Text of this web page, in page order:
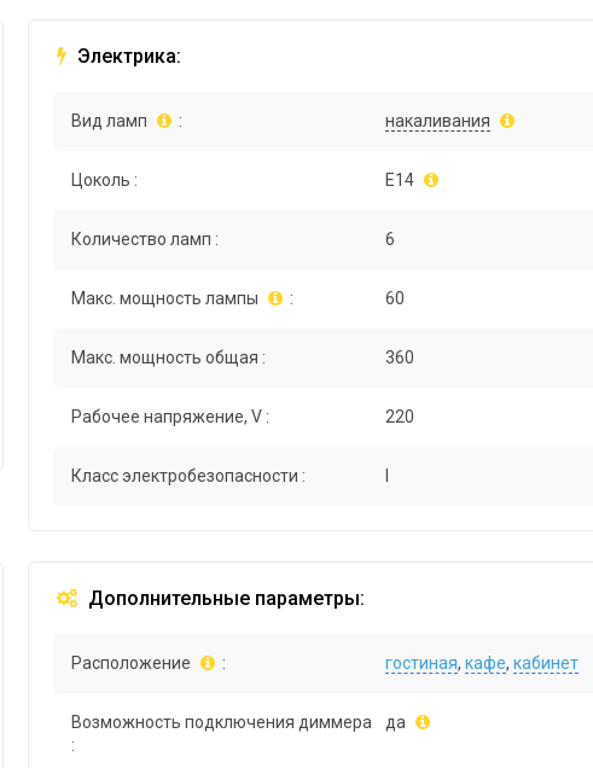
Электрика:
Вид ламп : накаливания
Цоколь : E14
Количество ламп : 6
Макс. мощность лампы : 60
Макс. мощность общая : 360
Рабочее напряжение, V : 220
Класс электробезопасности :
Дополнительные параметры:
Расположение : гостиная,кафе,кабинет
Возможность подключения диммера
:
да